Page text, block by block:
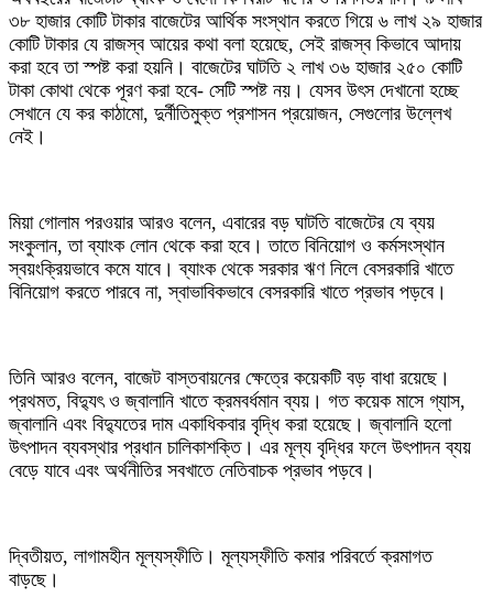
৩৮ হাজার কোটি টাকার বাজেটের আর্থিক সংস্থান করতে গিয়ে ৬ লাখ ২৯ হাজার
কোটি টাকার যে রাজস্ব আয়ের কথা বলা হয়েছে, সেই রাজস্ব কিভাবে আদায়
করা হবে তা স্পষ্ট করা হয়নি। বাজেটের ঘাটতি ২ লাখ ৩৬ হাজার ২৫০ কোটি
টাকা কোথা থেকে পূরণ করা হবে- সেটি স্পষ্ট নয়। যেসব উৎস দেখানো হচ্ছে
সেখানে যে কর কাঠামো, দুর্নীতিমুক্ত প্রশাসন প্রয়োজন, সেগুলোর উল্লেখ
নেই।
মিয়া গোলাম পরওয়ার আরও বলেন, এবারের বড় ঘাটতি বাজেটের যে ব্যয়
সংকুলান, তা ব্যাংক লোন থেকে করা হবে। তাতে বিনিয়োগ ও কর্মসংস্থান
স্বয়ংক্রিয়ভাবে কমে যাবে। ব্যাংক থেকে সরকার ঋণ নিলে বেসরকারি খাতে
বিনিয়োগ করতে পারবে না, স্বাভাবিকভাবে বেসরকারি খাতে প্রভাব পড়বে।
তিনি আরও বলেন, বাজেট বাস্তবায়নের ক্ষেত্রে কয়েকটি বড় বাধা রয়েছে।
প্রথমত, বিদ্যুৎ ও জ্বালানি খাতে ক্রমবর্ধমান ব্যয়। গত কয়েক মাসে গ্যাস,
জ্বালানি এবং বিদ্যুতের দাম একাধিকবার বৃদ্ধি করা হয়েছে। জ্বালানি হলো
উৎপাদন ব্যবস্থার প্রধান চালিকাশক্তি। এর মূল্য বৃদ্ধির ফলে উৎপাদন ব্যয়
বেড়ে যাবে এবং অর্থনীতির সবখাতে নেতিবাচক প্রভাব পড়বে।
দ্বিতীয়ত, লাগামহীন মূল্যস্ফীতি। মূল্যস্ফীতি কমার পরিবর্তে ক্রমাগত
বাড়ছে।